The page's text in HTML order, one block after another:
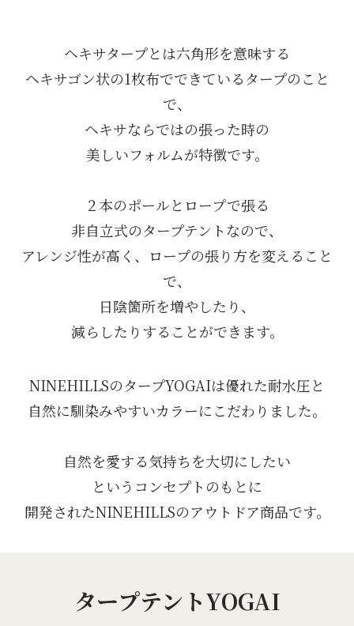
ヘキサタープとは六角形を意味する
ヘキサゴン状の1枚布でできているタープのこと
で、
ヘキサならではの張った時の
美しいフォルムが特徴です。
２本のポールとロープで張る
非自立式のタープテントなので、
アレンジ性が高く、ロープの張り方を変えること
で、
日陰箇所を増やしたり、
減らしたりすることができます。
NINEHILLSのタープYOGAIは優れた耐水圧と
自然に馴染みやすいカラーにこだわりました。
自然を愛する気持ちを大切にしたい
というコンセプトのもとに
開発されたNINEHILLSのアウトドア商品です。
タープテントYOGAI